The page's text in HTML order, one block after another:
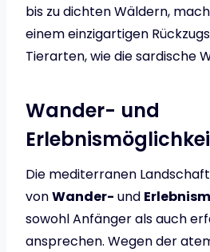
bis zu dichten Wäldern,
einem einzigartigen
Tierarten, wie die sardische
Wander- und
Die mediterranen
vonWander- und
sowohl Anfänger als auch
ansprechen. Wegen der